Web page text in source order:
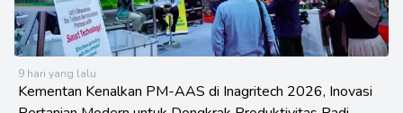
9 hari yang lalu
Kementan Kenalkan PM-AAS di Inagritech 2026, Inovasi